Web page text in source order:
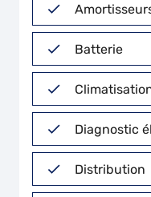
Batterie
Diagnostic
Distribution